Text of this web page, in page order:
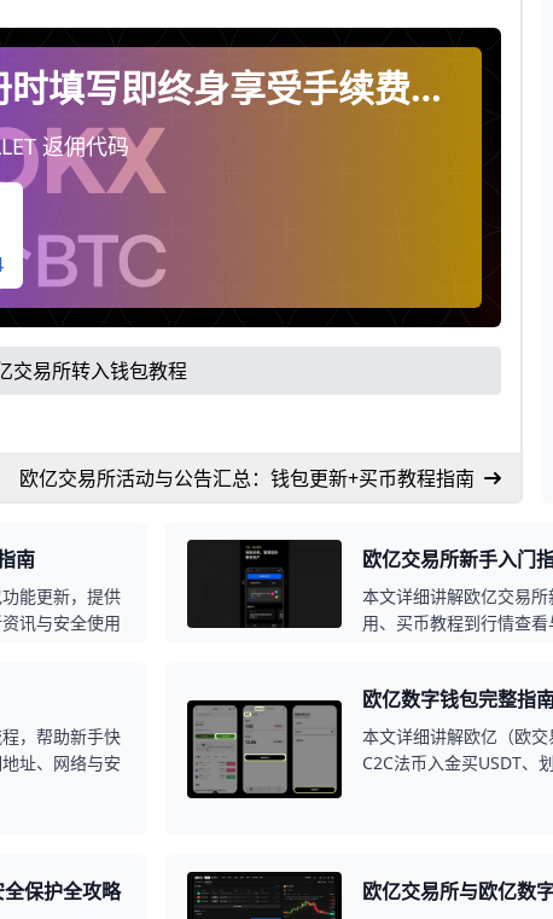
填写即终身享受手续费返
你账户）
返佣代码
交易所转入钱包教程
欧亿交易所活动与公告汇总：钱包更新+买币教程指南
南
能更新，提供
讯与安全使用
欧亿交易所新手入门
本文详细讲解欧亿交易
用、买币教程到行情查
，帮助新手快
址、网络与安
欧亿数字钱包完整指
本文详细讲解欧亿（欧交
C2C法币入金买USDT、
保护全攻略 欧亿交易所与欧亿数